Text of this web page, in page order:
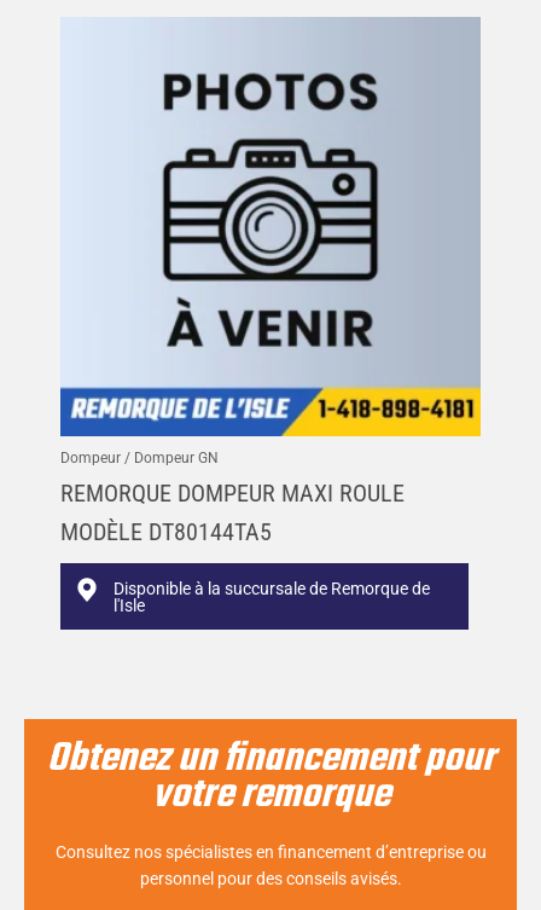
Dompeur / Dompeur GN
REMORQUE DOMPEUR MAXI ROULE
MODÈLE DT80144TA5
Disponible à la succursale de Remorque de
l'Isle
Obtenez un financement pour
votre remorque
Consultez nos spécialistes en financement d’entreprise ou
personnel pour des conseils avisés.